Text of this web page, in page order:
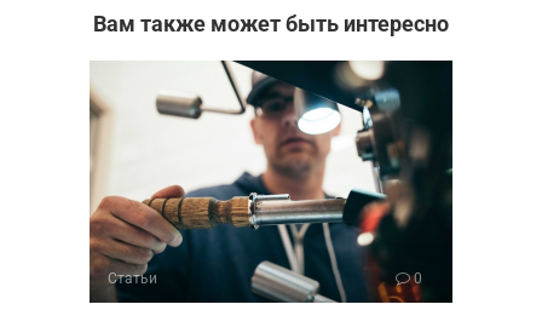
Вам также может быть интересно
Статьи 0